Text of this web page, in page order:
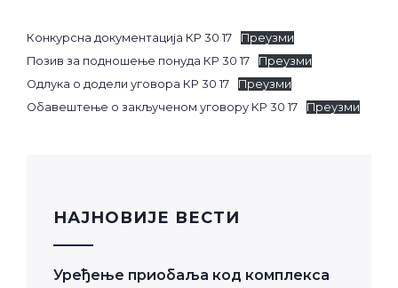
Конкурсна документација КР 30 17
Преузми
Позив за подношење понуда КР 30 17
Преузми
Одлука о додели уговора КР 30 17
Преузми
Обавештење о закљученом уговору КР 30 17
Преузми
НАЈНОВИЈЕ ВЕСТИ
Уређење приобаља код комплекса